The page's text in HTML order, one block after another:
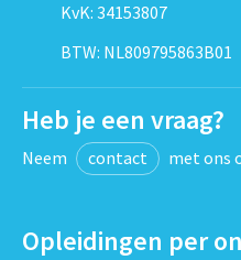
KvK: 34153807
BTW: NL809795863B01
Heb je een vraag?
Neem contact met ons
Opleidingen per